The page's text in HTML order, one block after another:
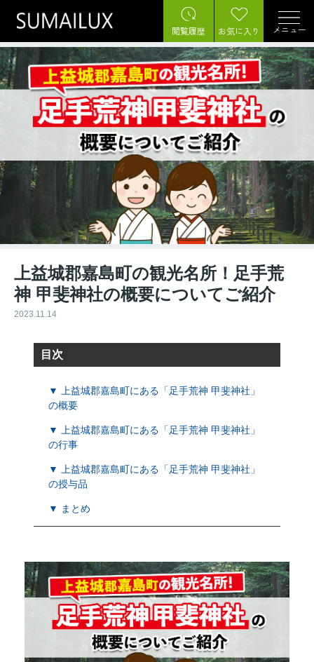
閲覧履歴 お気に入り メニュー
上益城郡嘉島町の観光名所！足手荒
神 甲斐神社の概要についてご紹介
2023.11.14
目次
▼ 上益城郡嘉島町にある「足手荒神 甲斐神社」
の概要
▼ 上益城郡嘉島町にある「足手荒神 甲斐神社」
の行事
▼ 上益城郡嘉島町にある「足手荒神 甲斐神社」
の授与品
▼ まとめ